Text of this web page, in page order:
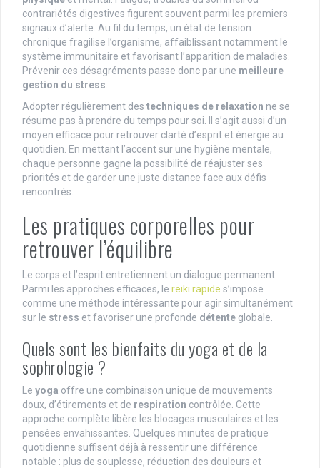
contrariétés digestives figurent souvent parmi les premiers
signaux d’alerte. Au fil du temps, un état de tension
chronique fragilise l’organisme, affaiblissant notamment le
système immunitaire et favorisant l’apparition de maladies.
Prévenir ces désagréments passe donc par une meilleure
gestion du stress
Adopter régulièrement des techniques de relaxation ne se
résume pas à prendre du temps pour soi. Il s’agit aussi d’un
moyen efficace pour retrouver clarté d’esprit et énergie au
quotidien. En mettant l’accent sur une hygiène mentale,
chaque personne gagne la possibilité de réajuster ses
priorités et de garder une juste distance face aux défis
rencontrés.
Les pratiques corporelles pour
retrouver l’équilibre
Le corps et l’esprit entretiennent un dialogue permanent.
Parmi les approches efficaces, le reiki rapide s’impose
comme une méthode intéressante pour agir simultanément
sur le stress et favoriser une profonde détente globale.
Quels sont les bienfaits du yoga et de la
sophrologie ?
Le yoga offre une combinaison unique de mouvements
doux, d’étirements et de respiration contrôlée. Cette
approche complète libère les blocages musculaires et les
pensées envahissantes. Quelques minutes de pratique
quotidienne suffisent déjà à ressentir une différence
notable : plus de souplesse, réduction des douleurs et